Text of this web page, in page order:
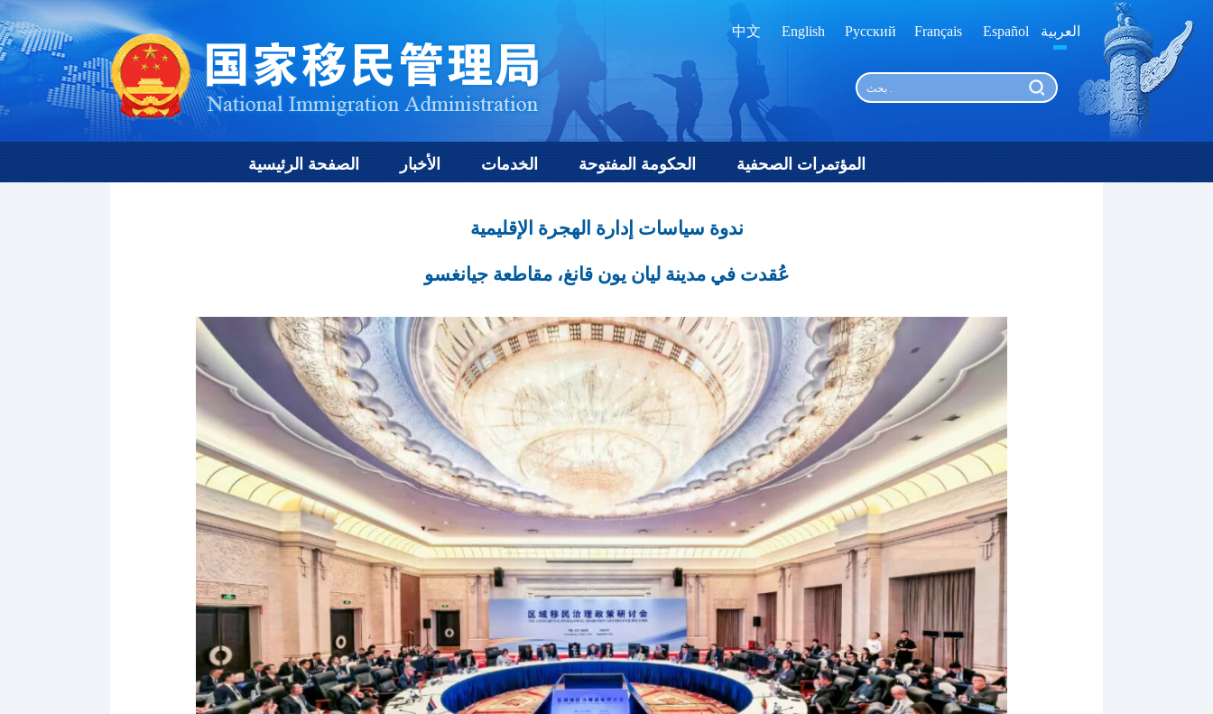
中文 English Русский Français Español العربية
الصفحة الرئيسية الأخبار الخدمات الحكومة المفتوحة المؤتمرات الصحفية
ندوة سياسات إدارة الهجرة الإقليمية
عُقدت في مدينة ليان يون قانغ، مقاطعة جيانغسو